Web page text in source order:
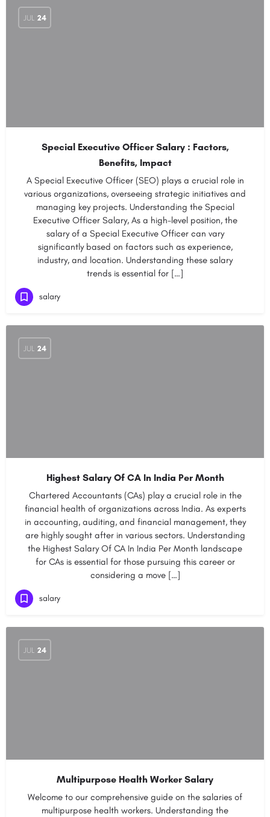
JUL 24
Special Executive Officer Salary : Factors,
Benefits, Impact
A Special Executive Officer (SEO) plays a crucial role in
various organizations, overseeing strategic initiatives and
managing key projects. Understanding the Special
Executive Officer Salary, As a high-level position, the
salary of a Special Executive Officer can vary
significantly based on factors such as experience,
industry, and location. Understanding these salary
trends is essential for […]
salary
JUL 24
Highest Salary Of CA In India Per Month
Chartered Accountants (CAs) play a crucial role in the
financial health of organizations across India. As experts
in accounting, auditing, and financial management, they
are highly sought after in various sectors. Understanding
the Highest Salary Of CA In India Per Month landscape
for CAs is essential for those pursuing this career or
considering a move […]
salary
JUL 24
Multipurpose Health Worker Salary
Welcome to our comprehensive guide on the salaries of
multipurpose health workers. Understanding the